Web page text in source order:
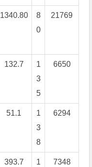
1340.80
8
0
21769
132.7
1
3
5
6650
51.1
1
3
8
6294
393.7
1
7348